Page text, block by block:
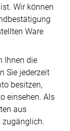
Wir können
Ware
Ihnen die
Sie jederzeit
besitzen,
einsehen. Als
aus
zugänglich.